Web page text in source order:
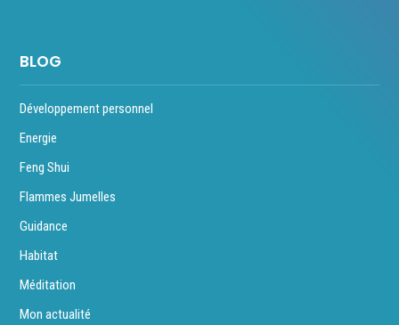
BLOG
Développement personnel
Energie
Feng Shui
Flammes Jumelles
Guidance
Habitat
Méditation
Mon actualité